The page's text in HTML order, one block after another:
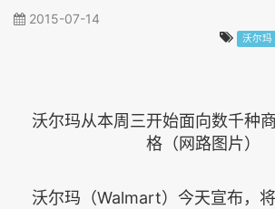
2015-07-14
沃尔玛
沃尔玛从本周三开始面向数千种
格（网路图片）
沃尔玛（Walmart）今天宣布，